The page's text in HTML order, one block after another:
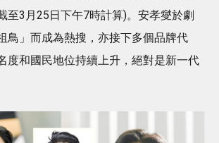
至3月25日下午7時計算)。安孝燮於劇
鳥」而成為熱搜，亦接下多個品牌代
度和國民地位持續上升，絕對是新一代